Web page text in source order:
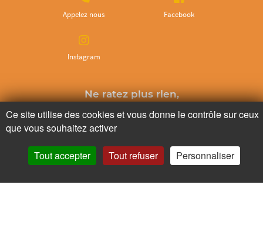
Appelez nous Facebook
Instagram
Ne ratez plus rien,
Abonnez-vous à notre newsletter
Ce site utilise des cookies et vous donne le contrôle sur ceux
que vous souhaitez activer
Tout accepter Tout refuser Personnaliser